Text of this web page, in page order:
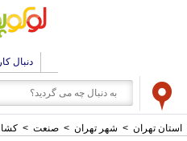
دنبال
استان تهران > شهر تهران > صنعت >